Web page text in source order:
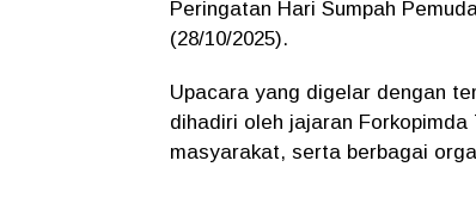
Peringatan Hari Sumpah
(28/10/2025).
Upacara yang digelar dengan
dihadiri oleh jajaran
masyarakat, serta berbagai